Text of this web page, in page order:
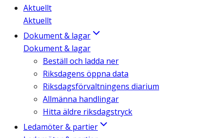
Aktuellt
Aktuellt
Dokument & lagar
Dokument & lagar
Beställ och ladda ner
Riksdagens öppna data
Riksdagsförvaltningens diarium
Allmänna handlingar
Hitta äldre riksdagstryck
Ledamöter & partier